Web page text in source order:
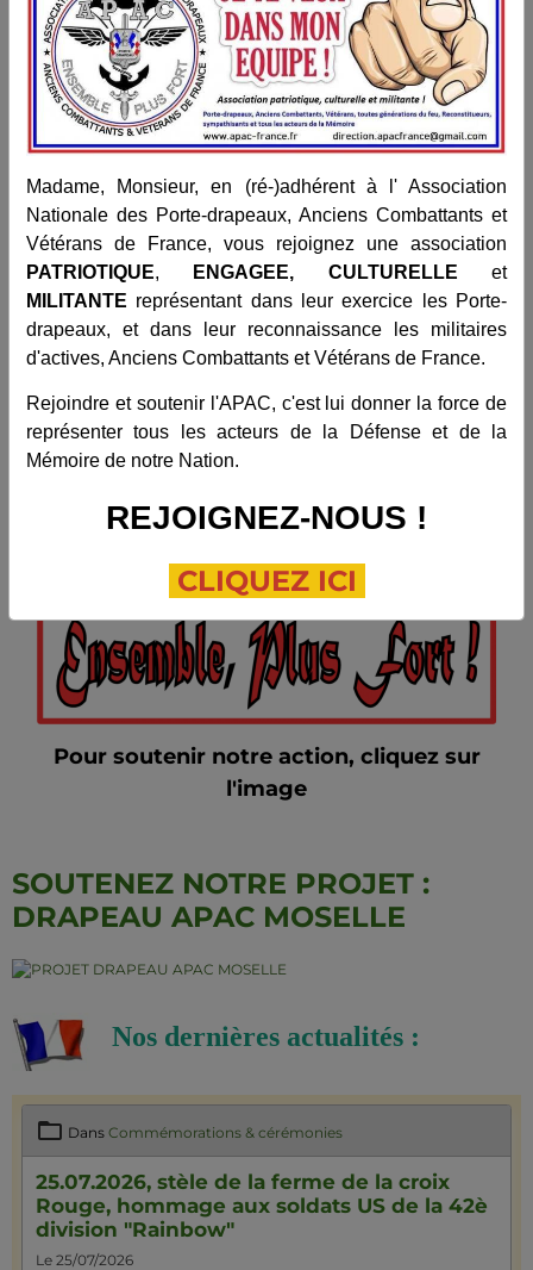
Pour soutenir notre action, cliquez sur
l'image
SOUTENEZ NOTRE PROJET :
DRAPEAU APAC MOSELLE
Nos dernières actualités :
Dans Commémorations & cérémonies
25.07.2026, stèle de la ferme de la croix
Rouge, hommage aux soldats US de la 42è
division "Rainbow"
Le 25/07/2026
Madame, Monsieur, en (ré-)adhérent à l' Association
Nationale des Porte-drapeaux, Anciens Combattants et
Vétérans de France, vous rejoignez une association
PATRIOTIQUE, ENGAGEE, CULTURELLE et
MILITANTE représentant dans leur exercice les Porte-
drapeaux, et dans leur reconnaissance les militaires
d'actives, Anciens Combattants et Vétérans de France.
Rejoindre et soutenir l'APAC, c'est lui donner la force de
représenter tous les acteurs de la Défense et de la
Mémoire de notre Nation.
REJOIGNEZ-NOUS !
CLIQUEZ ICI